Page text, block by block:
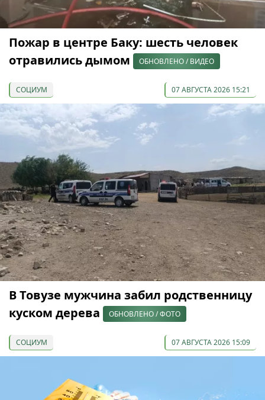
Пожар в центре Баку: шесть человек
отравились дымом
ОБНОВЛЕНО / ВИДЕО
СОЦИУМ 07 АВГУСТА 2026 15:21
В Товузе мужчина забил родственницу
куском дерева
ОБНОВЛЕНО / ФОТО
СОЦИУМ 07 АВГУСТА 2026 15:09